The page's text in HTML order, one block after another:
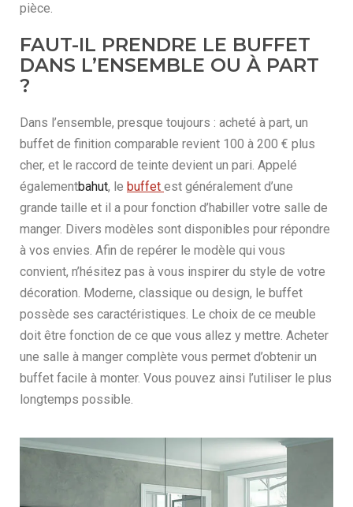
pièce.
FAUT-IL PRENDRE LE BUFFET
DANS L’ENSEMBLE OU À PART
?
Dans l’ensemble, presque toujours : acheté à part, un
buffet de finition comparable revient 100 à 200 € plus
cher, et le raccord de teinte devient un pari. Appelé
égalementbahut, le buffet est généralement d’une
grande taille et il a pour fonction d’habiller votre salle de
manger. Divers modèles sont disponibles pour répondre
à vos envies. Afin de repérer le modèle qui vous
convient, n’hésitez pas à vous inspirer du style de votre
décoration. Moderne, classique ou design, le buffet
possède ses caractéristiques. Le choix de ce meuble
doit être fonction de ce que vous allez y mettre. Acheter
une salle à manger complète vous permet d’obtenir un
buffet facile à monter. Vous pouvez ainsi l’utiliser le plus
longtemps possible.